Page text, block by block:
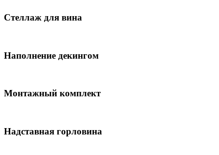
Стеллаж для вина
Наполнение декингом
Монтажный комплект
Надставная горловина